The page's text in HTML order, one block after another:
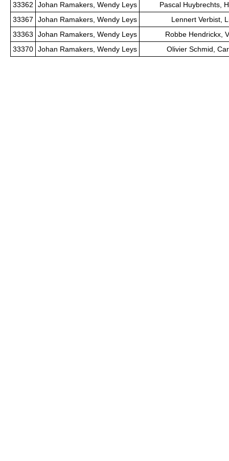
33362
Johan Ramakers, Wendy Leys
Pascal Huybrechts,
33367
Johan Ramakers, Wendy Leys
Lennert Verbist,
33363
Johan Ramakers, Wendy Leys
Robbe Hendrickx,
33370 Johan Ramakers, Wendy Leys Olivier Schmid,